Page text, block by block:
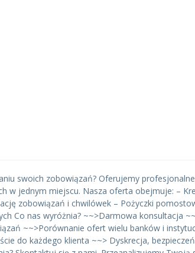
swoich zobowiązań? Oferujemy
w jednym miejscu. Nasza oferta obejmuje: –
zobowiązań i chwilówek – Pożyczki
Co nas wyróżnia? ~~>Darmowa konsultacja
~~>Porównanie ofert wielu banków i
do każdego klienta ~~> Dyskrecja,